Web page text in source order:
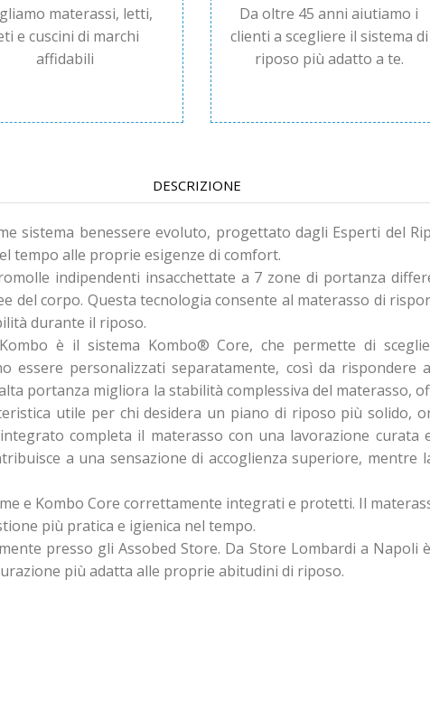
materassi, letti,
e cuscini di marchi
affidabili
Da oltre 45 anni aiutiamo i
clienti a scegliere il sistema di
riposo più adatto a te.
DESCRIZIONE
sistema benessere evoluto, progettato dagli Esperti del
tempo alle proprie esigenze di comfort.
indipendenti insacchettate a 7 zone di portanza
del corpo. Questa tecnologia consente al materasso di
durante il riposo.
è il sistema Kombo® Core, che permette di
essere personalizzati separatamente, così da rispondere
portanza migliora la stabilità complessiva del materasso,
utile per chi desidera un piano di riposo più solido,
completa il materasso con una lavorazione curata
a una sensazione di accoglienza superiore,
e Kombo Core correttamente integrati e protetti. Il
più pratica e igienica nel tempo.
presso gli Assobed Store. Da Store Lombardi a
più adatta alle proprie abitudini di riposo.